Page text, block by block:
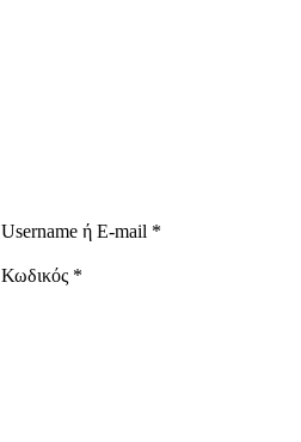
Username ή E-mail *
Κωδικός *